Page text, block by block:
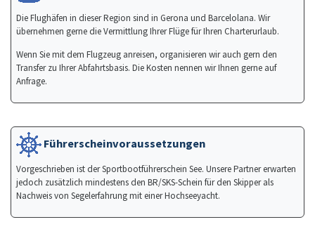
Die Flughäfen in dieser Region sind in Gerona und Barcelolana. Wir
übernehmen gerne die Vermittlung Ihrer Flüge für Ihren Charterurlaub.
Wenn Sie mit dem Flugzeug anreisen, organisieren wir auch gern den
Transfer zu Ihrer Abfahrtsbasis. Die Kosten nennen wir Ihnen gerne auf
Anfrage.
Führerscheinvoraussetzungen
Vorgeschrieben ist der Sportbootführerschein See. Unsere Partner erwarten
jedoch zusätzlich mindestens den BR/SKS-Schein für den Skipper als
Nachweis von Segelerfahrung mit einer Hochseeyacht.